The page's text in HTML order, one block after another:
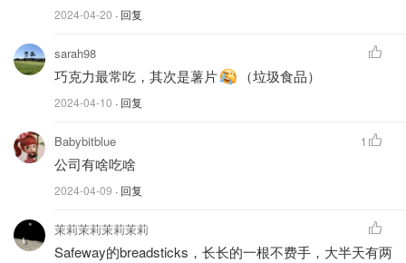
2024-04-20 · 回复
sarah98
巧克力最常吃，其次是薯片 （垃圾食品）
2024-04-10 · 回复
Babybitblue
公司有啥吃啥
2024-04-09 · 回复
1
茉莉茉莉茉莉茉莉
Safeway的breadsticks，长长的一根不费手，大半天有两